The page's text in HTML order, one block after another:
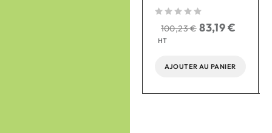
100,23€ 83,19€
HT
AJOUTER AU PANIER